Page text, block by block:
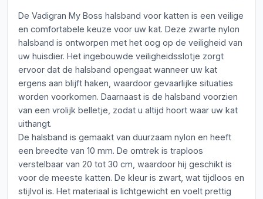
De Vadigran My Boss halsband voor katten is een veilige
en comfortabele keuze voor uw kat. Deze zwarte nylon
halsband is ontworpen met het oog op de veiligheid van
uw huisdier. Het ingebouwde veiligheidsslotje zorgt
ervoor dat de halsband opengaat wanneer uw kat
ergens aan blijft haken, waardoor gevaarlijke situaties
worden voorkomen. Daarnaast is de halsband voorzien
van een vrolijk belletje, zodat u altijd hoort waar uw kat
uithangt.
De halsband is gemaakt van duurzaam nylon en heeft
een breedte van 10 mm. De omtrek is traploos
verstelbaar van 20 tot 30 cm, waardoor hij geschikt is
voor de meeste katten. De kleur is zwart, wat tijdloos en
stijlvol is. Het materiaal is lichtgewicht en voelt prettig